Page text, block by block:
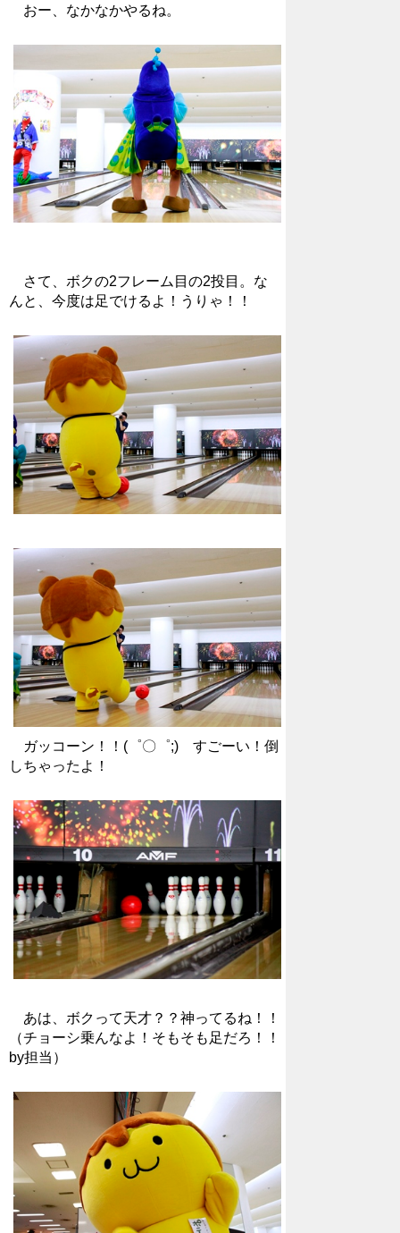
おー、なかなかやるね。
さて、ボクの2フレーム目の2投目。な
んと、今度は足でけるよ！うりゃ！！
ガッコーン！！(゜〇゜;) すごーい！倒
しちゃったよ！
あは、ボクって天才？？神ってるね！！
（チョーシ乗んなよ！そもそも足だろ！！
by担当）